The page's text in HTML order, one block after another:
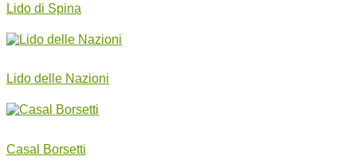
Lido di Spina
Lido delle Nazioni
Casal Borsetti